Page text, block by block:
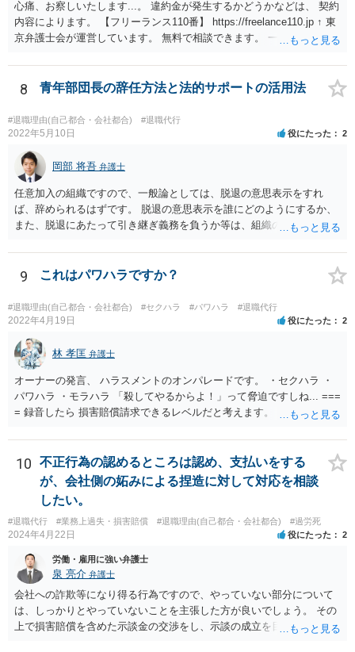
心痛、お察しいたします...。 違約金が発生するかどうかなどは、 契約
内容によります。 【フリーランス110番】 https://freelance110.jp ↑ 東
京弁護士会が運営しています。 無料で相談できます。 一度、ご相談す
「パワハラしてたよね」という材料で 減額交渉も可能かもしれませ
ん。
8 青年部団長の辞任方法と法的サポートの活用法
#退職理由(自己都合・会社都合) #退職代行
2022年5月10日 役にたった 2
岡部 将吾 弁護士
任意加入の組織ですので、一般論としては、脱退の意思表示をすれ
ば、辞められるはずです。 脱退の意思表示を誰にどのようにするか、
また、脱退にあたって引き継ぎ義務を負うか等は、組織の実態等を踏
もう少し具体的な対応方法についてアドバイスを受けられると思いま
す。
9 これはパワハラですか？
#退職理由(自己都合・会社都合) #セクハラ #パワハラ #退職代行
2022年4月19日 役にたった 2
林 孝匡 弁護士
オーナーの発言、 ハラスメントのオンパレードです。 ・セクハラ ・
パワハラ ・モラハラ 「殺してやるからよ！」って脅迫ですしね... ===
= 録音したら 損害賠償請求できるレベルだと考えます。 ━━━━━━
え方 ・パワハラ裁判例については、 私がブログを書いています。 プ
ロフィールのリンクから飛べます。 ご参考になれば幸いです。
10
不正行為の認めるところは認め、支払いをする
が、会社側の妬みによる捏造に対して対応を相談
したい。
#退職代行 #業務上過失・損害賠償 #退職理由(自己都合・会社都合) #過労死
2024年4月22日 役にたった 2
労働・雇用に強い弁護士
泉 亮介 弁護士
会社への詐欺等になり得る行為ですので、やっていない部分について
は、しっかりとやっていないことを主張した方が良いでしょう。 その
上で損害賠償を含めた示談金の交渉をし、示談の成立を目指す必要が